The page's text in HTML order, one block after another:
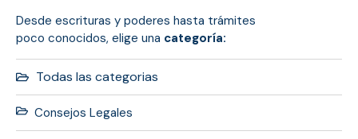
Desde escrituras y poderes hasta trámites
poco conocidos, elige una categoría:
Todas las categorias
Consejos Legales